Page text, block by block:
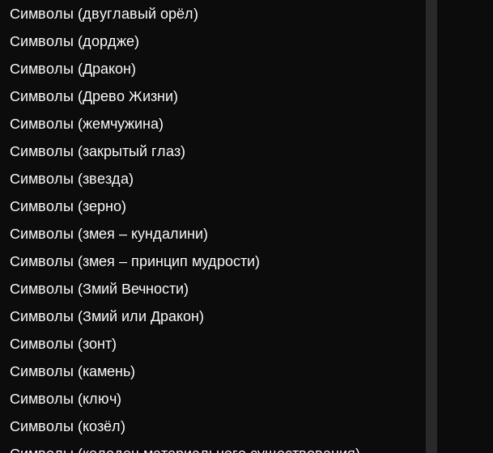
Символы (двуглавый орёл)
Символы (дордже)
Символы (Дракон)
Символы (Древо Жизни)
Символы (жемчужина)
Символы (закрытый глаз)
Символы (звезда)
Символы (зерно)
Символы (змея – кундалини)
Символы (змея – принцип мудрости)
Символы (Змий Вечности)
Символы (Змий или Дракон)
Символы (зонт)
Символы (камень)
Символы (ключ)
Символы (козёл)